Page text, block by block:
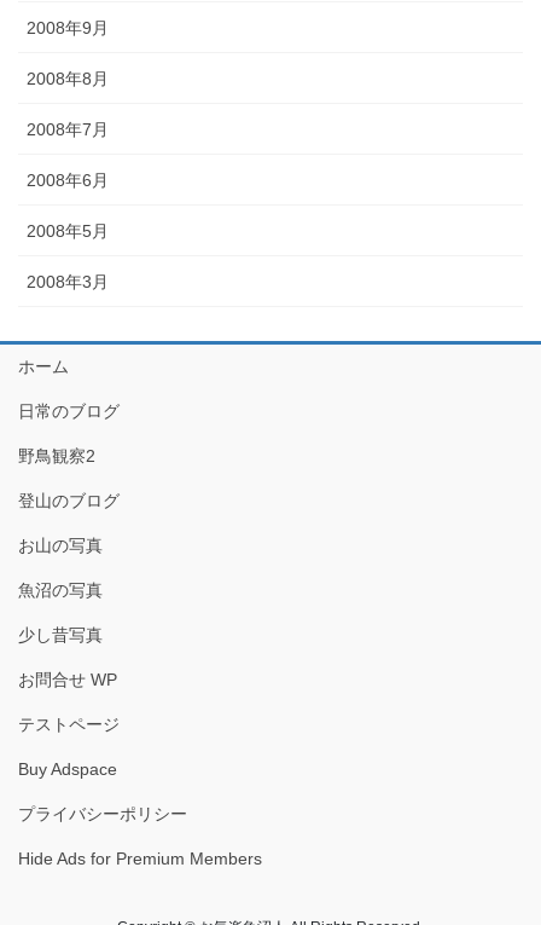
2008年9月
2008年8月
2008年7月
2008年6月
2008年5月
2008年3月
ホーム
日常のブログ
野鳥観察2
登山のブログ
お山の写真
魚沼の写真
少し昔写真
お問合せ WP
テストページ
Buy Adspace
プライバシーポリシー
Hide Ads for Premium Members